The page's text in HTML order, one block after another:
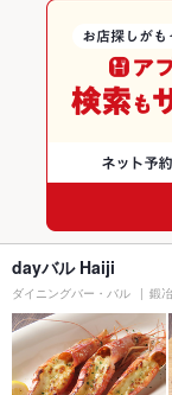
dayバル Haiji
ダイニングバー・バル 鍛